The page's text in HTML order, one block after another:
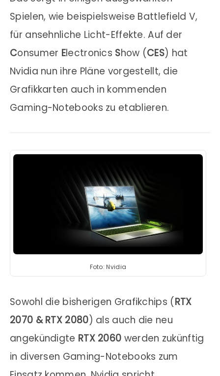
Spielen, wie beispielsweise Battlefield V,
für ansehnliche Licht-Effekte. Auf der
Consumer Electronics Show (CES) hat
Nvidia nun ihre Pläne vorgestellt, die
Grafikkarten auch in kommenden
Gaming-Notebooks zu etablieren.
Foto: Nvidia
Sowohl die bisherigen Grafikchips (RTX
2070 & RTX 2080) als auch die neu
angekündigte RTX 2060 werden zukünftig
in diversen Gaming-Notebooks zum